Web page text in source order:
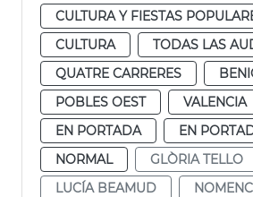
CULTURA Y FIESTAS
CULTURA
TODAS LAS
QUATRE CARRERES
POBLES OEST
VALENCIA
EN PORTADA
EN
NORMAL
GLÒRIA TELLO
LUCÍA BEAMUD